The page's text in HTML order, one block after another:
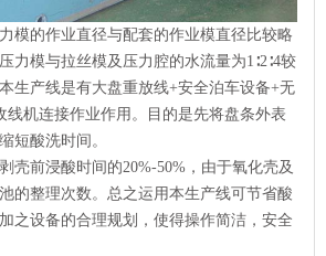
模的作业直径与配套的作业模直径比较略
力模与拉丝模及压力腔的水流量为1∶2∶4较
生产线是有大盘重放线+安全泊车设备+无
线机连接作业作用。目的是先将盘条外表
短酸洗时间。
壳前浸酸时间的20%-50%，由于氧化壳及
的整理次数。总之运用本生产线可节省酸
之设备的合理规划，使得操作简洁，安全